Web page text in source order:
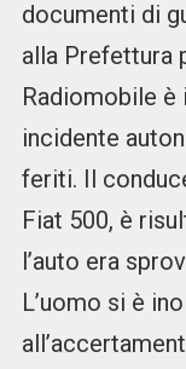
documenti di
alla Prefettura
Radiomobile è
incidente
feriti. Il
Fiat 500, è
l’auto era
L’uomo si è